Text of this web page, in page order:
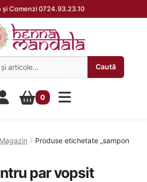
și Comenzi 0724.93.23.10
Caută
0
Magazin
Produse etichetate „sampon
par vopsit